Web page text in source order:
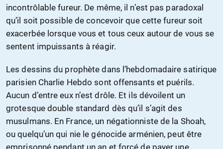
incontrôlable fureur. De même, il n’est pas paradoxal
qu’il soit possible de concevoir que cette fureur soit
exacerbée lorsque vous et tous ceux autour de vous se
sentent impuissants à réagir.
Les dessins du prophète dans l’hebdomadaire satirique
parisien Charlie Hebdo sont offensants et puérils.
Aucun d’entre eux n’est drôle. Et ils dévoilent un
grotesque double standard dès qu’il s’agit des
musulmans. En France, un négationniste de la Shoah,
ou quelqu’un qui nie le génocide arménien, peut être
emprisonné pendant un an et forcé de payer une